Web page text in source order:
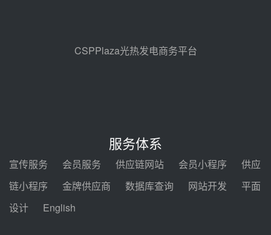
前天 08-04 09:27
目海南州香加#1储能工程EPC总承
包项目设备采购
河北金悦弘千中标重能新疆天山北
麓100MW光热发电项目用“碳钢、
CSPPlaza光热发电商务平台
服务体系
宣传服务 会员服务 供应链网站 会员小程序
供应
链小程序
金牌供应商 数据库查询 网站开发
平面
设计
English